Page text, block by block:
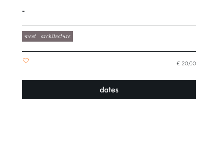
-
meet architecture
€ 20,00
dates